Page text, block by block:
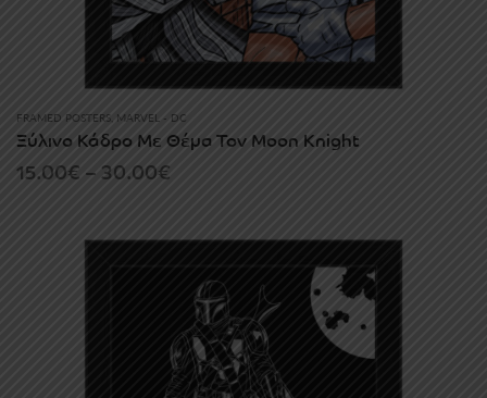
FRAMED POSTERS, MARVEL - DC
Ξύλινο Κάδρο Με Θέμα Τον Moon Knight
15.00€–30.00€
15.00€
30.00€